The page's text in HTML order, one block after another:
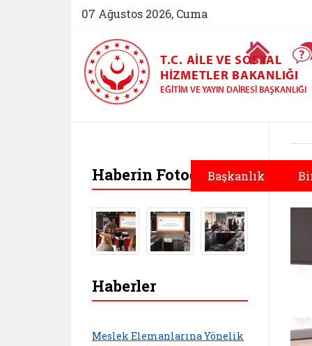
07 Ağustos 2026, Cuma
Ana Sayfa
T.C. AILE VE SOSYAL
HIZMETLER BAKANLIĞI
EĞITIM VE YAYIN DAIRESI BAŞKANLIĞI
Başkanlık
Haberin Fotoğrafları
Haberler
Meslek Elemanlarına Yönelik